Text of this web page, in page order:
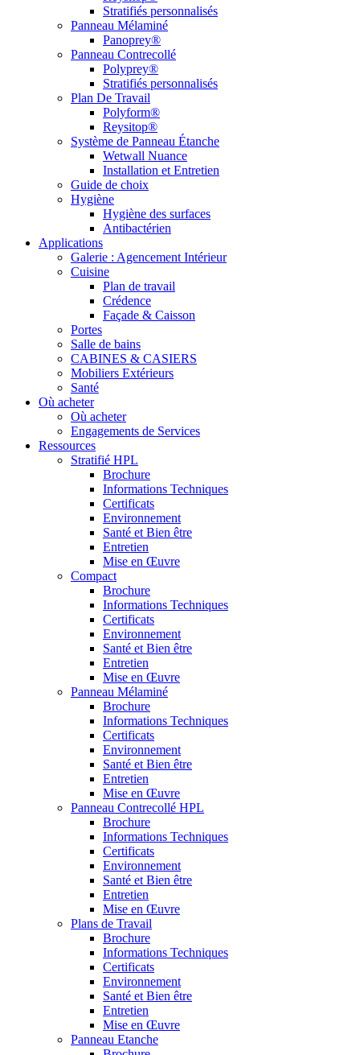
Stratifiés personnalisés
Panneau Mélaminé
Panoprey®
Panneau Contrecollé
Polyprey®
Stratifiés personnalisés
Plan De Travail
Polyform®
Reysitop®
Système de Panneau Étanche
Wetwall Nuance
Installation et Entretien
Guide de choix
Hygiène
Hygiène des surfaces
Antibactérien
Applications
Galerie : Agencement Intérieur
Cuisine
Plan de travail
Crédence
Façade & Caisson
Portes
Salle de bains
CABINES & CASIERS
Mobiliers Extérieurs
Santé
Où acheter
Où acheter
Engagements de Services
Ressources
Stratifié HPL
Brochure
Informations Techniques
Certificats
Environnement
Santé et Bien être
Entretien
Mise en Œuvre
Compact
Brochure
Informations Techniques
Certificats
Environnement
Santé et Bien être
Entretien
Mise en Œuvre
Panneau Mélaminé
Brochure
Informations Techniques
Certificats
Environnement
Santé et Bien être
Entretien
Mise en Œuvre
Panneau Contrecollé HPL
Brochure
Informations Techniques
Certificats
Environnement
Santé et Bien être
Entretien
Mise en Œuvre
Plans de Travail
Brochure
Informations Techniques
Certificats
Environnement
Santé et Bien être
Entretien
Mise en Œuvre
Panneau Etanche